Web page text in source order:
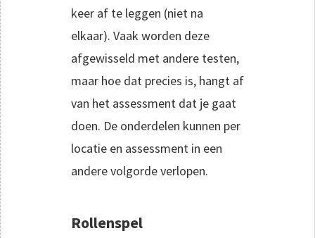
keer af te leggen (niet na
elkaar). Vaak worden deze
afgewisseld met andere testen,
maar hoe dat precies is, hangt af
van het assessment dat je gaat
doen. De onderdelen kunnen per
locatie en assessment in een
andere volgorde verlopen.
Rollenspel